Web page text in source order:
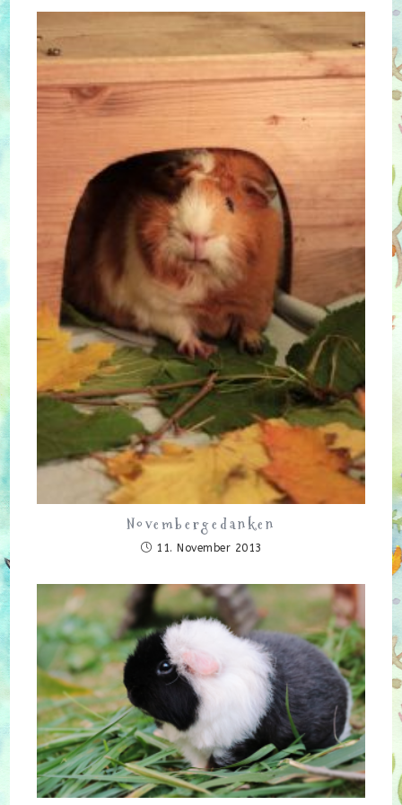
Novembergedanken
11. November 2013